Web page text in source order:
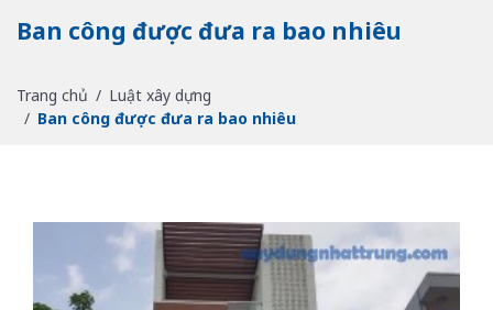
Ban công được đưa ra bao nhiêu
Trang chủ
Luật xây dựng
Ban công được đưa ra bao nhiêu